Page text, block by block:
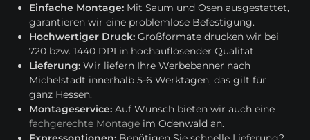
Einfache Montage: Mit Saum und Ösen ausgestattet,
garantieren wir eine problemlose Befestigung.
Hochwertiger Druck:Großformate drucken wir bei
720 bzw. 1440 DPI in hochauflösender Qualität.
Lieferung:Wir liefern Ihre Werbebanner nach
Michelstadt innerhalb 5-6 Werktagen, das gilt für
ganz Hessen.
Montageservice:Auf Wunsch bieten wir auch eine
fachgerechte Montage im Odenwald an.